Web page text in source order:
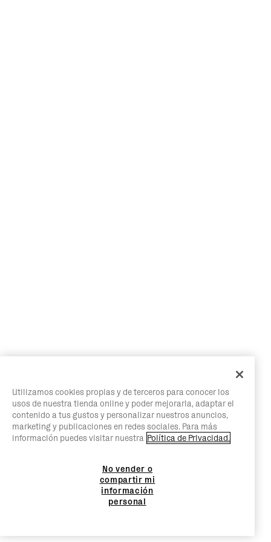
Utilizamos cookies propias y de terceros para conocer los
usos de nuestra tienda online y poder mejorarla, adaptar el
contenido a tus gustos y personalizar nuestros anuncios,
marketing y publicaciones en redes sociales. Para más
información puedes visitar nuestra Política de Privacidad.
No vender o
compartir mi
información
personal